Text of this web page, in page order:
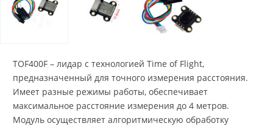
TOF400F – лидар с технологией Time of Flight,
предназначенный для точного измерения расстояния.
Имеет разные режимы работы, обеспечивает
максимальное расстояние измерения до 4 метров.
Модуль осуществляет алгоритмическую обработку